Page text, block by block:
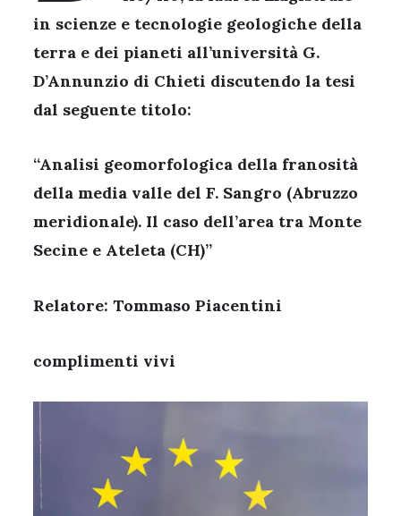
in scienze e tecnologie geologiche della
terra e dei pianeti all’università G.
D’Annunzio di Chieti discutendo la tesi
dal seguente titolo:
“Analisi geomorfologica della franosità
della media valle del F. Sangro (Abruzzo
meridionale). Il caso dell’area tra Monte
Secine e Ateleta (CH)”
Relatore: Tommaso Piacentini
complimenti vivi